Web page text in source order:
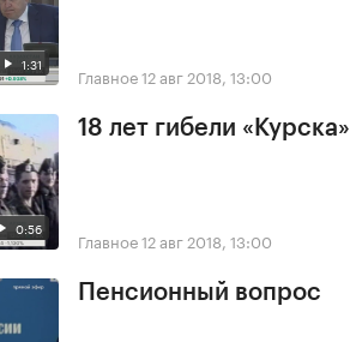
1:31 Главное12 авг 2018, 13:00
0:56
18 лет гибели «Курска»
Главное12 авг 2018, 13:00
Пенсионный вопрос